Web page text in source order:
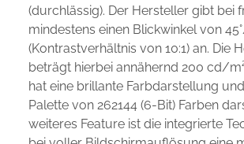
(durchlässig). Der Hersteller gibt bei
mindestens einen Blickwinkel von
(Kontrastverhältnis von 10:1) an. Die
beträgt hierbei annähernd 200 cd/
hat eine brillante Farbdarstellung
Palette von 262144 (6-Bit) Farben
weiteres Feature ist die integrierte